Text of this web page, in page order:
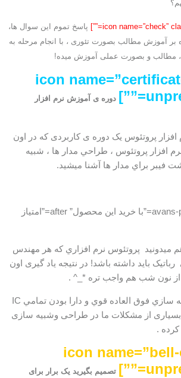
پاسخ تموم این سوال ها،
بر آموزش مطالب بصورت تئوری ، با انجام مرحله به
، مطالب و بصورت عملی آموزش میده!
[icon
دوره ی آموزش نرم افزار
افزار پروتئوس یک دوره ی کاربردی که در اون
100 کار با نرم افزار پروتئوس ، طراحي مدار ها ، شبيه
فيبر براي مدار ها آشنا میشید.
[avans-product-score before=”با خرید این محصول” after=”امتیاز
میدونید پروتئوس نرم افزاري که هر مهندس
بايد داشته باشد! در نتیجه یاد گیری اون
از نون شب هم واجب تره *_^ .
نرم افزار به خاطر شبيه سازي فوق العاده قوي و دارا بودن تمامي IC
بسیاری از مشکلات ما در طراحی وشبیه سازی
.
[icon
تصمیم بگیرید یک برار برای